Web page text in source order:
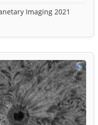
Imaging 2021